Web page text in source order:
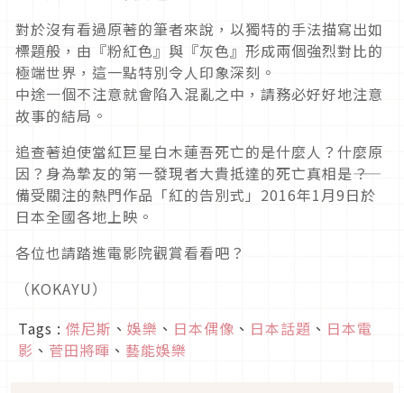
對於沒有看過原著的筆者來說，以獨特的手法描寫出如
標題般，由『粉紅色』與『灰色』形成兩個強烈對比的
極端世界，這一點特別令人印象深刻。
中途一個不注意就會陷入混亂之中，請務必好好地注意
故事的結局。
追查著迫使當紅巨星白木蓮吾死亡的是什麼人？什麼原
因？身為摯友的第一發現者大貴抵達的死亡真相是――？
備受關注的熱門作品「紅的告別式」2016年1月9日於
日本全國各地上映。
各位也請踏進電影院觀賞看看吧？
（KOKAYU）
Tags : 傑尼斯 、 娛樂 、 日本偶像 、 日本話題 、 日本電
影 、 菅田將暉 、 藝能娛樂